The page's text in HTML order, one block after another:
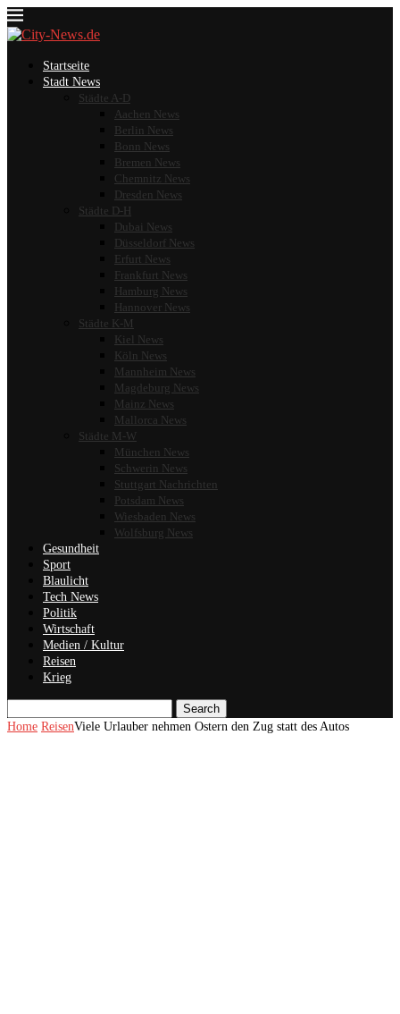
Startseite
Stadt News
Städte A-D
Aachen News
Berlin News
Bonn News
Bremen News
Chemnitz News
Dresden News
Städte D-H
Dubai News
Düsseldorf News
Erfurt News
Frankfurt News
Hamburg News
Hannover News
Städte K-M
Kiel News
Köln News
Mannheim News
Magdeburg News
Mainz News
Mallorca News
Städte M-W
München News
Schwerin News
Stuttgart Nachrichten
Potsdam News
Wiesbaden News
Wolfsburg News
Gesundheit
Sport
Blaulicht
Tech News
Politik
Wirtschaft
Medien / Kultur
Reisen
Krieg
Search
Home ReisenViele Urlauber nehmen Ostern den Zug statt des Autos